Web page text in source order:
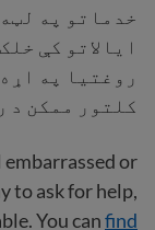
خدماتو په
ایالاتو کې
روغتیا په
کلتور ممکن د
embarrassed or
to ask for help,
You canfind